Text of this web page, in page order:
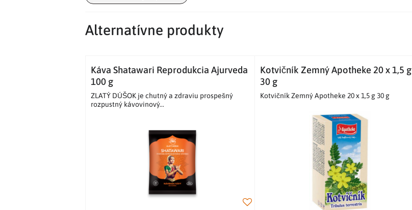
Alternatívne produkty
Káva Shatawari Reprodukcia Ajurveda
100 g
ZLATÝ DÚŠOK je chutný a zdraviu prospešný
rozpustný kávovinový...
Kotvičník Zemný Apotheke 20 x 1,5 g
30 g
Kotvičník Zemný Apotheke 20 x 1,5 g 30 g